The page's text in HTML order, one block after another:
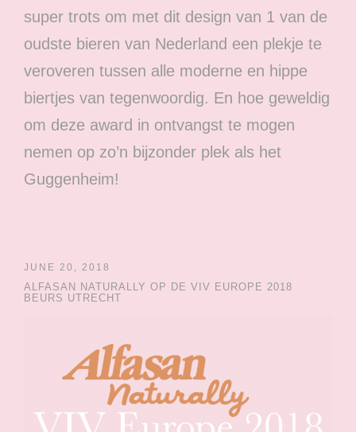
super trots om met dit design van 1 van de
oudste bieren van Nederland een plekje te
veroveren tussen alle moderne en hippe
biertjes van tegenwoordig. En hoe geweldig
om deze award in ontvangst te mogen
nemen op zo’n bijzonder plek als het
Guggenheim!
JUNE 20, 2018
ALFASAN NATURALLY OP DE VIV EUROPE 2018
BEURS UTRECHT